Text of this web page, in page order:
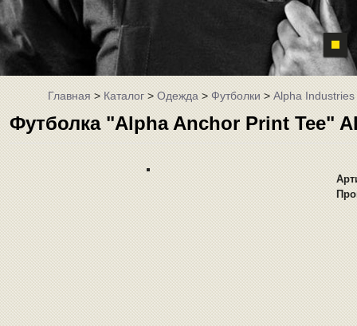
Главная>Каталог>Одежда>Футболки>Alpha Industries
Футболка "Alpha Anchor Print Tee"